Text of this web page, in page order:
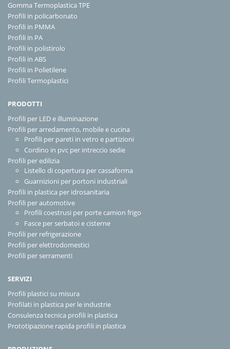
Gomma Termoplastica TPE
Profili in policarbonato
Profili in PMMA
Profili in PA
Profili in polistirolo
Profili in ABS
Profili in Polietilene
Profili Termoplastici
PRODOTTI
Profili per LED e illuminazione
Profili per arredamento, mobile e cucina
Profili per pareti in vetro e partizioni
Cordino in pvc per intreccio sedie
Profili per edilizia
Listello di copertura per cassaforma
Guarnizioni per portoni industriali
Profili in plastica per idrosanitaria
Profili per automotive
Profili coestrusi per porte camion frigo
Fasce per serbatoi e cisterne
Profili per refrigerazione
Profili per elettrodomestici
Profili per serramenti
SERVIZI
Profili plastici su misura
Profilati in plastica per le industrie
Consulenza tecnica profili in plastica
Prototipazione rapida profili in plastica